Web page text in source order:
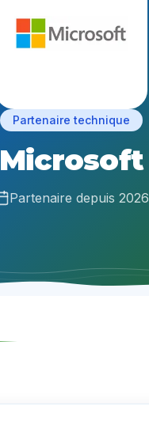
Partenaire technique
Microsoft
Partenaire depuis 2026